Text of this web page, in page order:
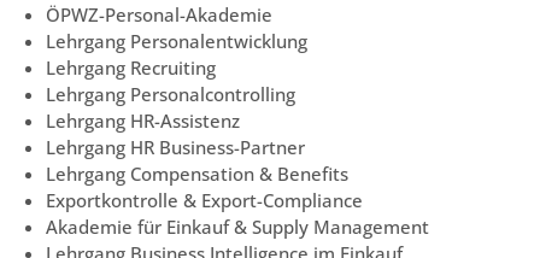
ÖPWZ-Personal-Akademie
Lehrgang Personalentwicklung
Lehrgang Recruiting
Lehrgang Personalcontrolling
Lehrgang HR-Assistenz
Lehrgang HR Business-Partner
Lehrgang Compensation & Benefits
Exportkontrolle & Export-Compliance
Akademie für Einkauf & Supply Management
Lehrgang Business Intelligence im Einkauf